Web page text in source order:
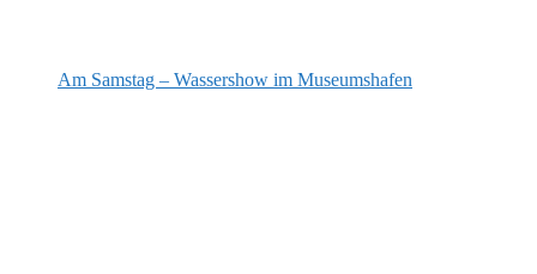
Am Samstag – Wassershow im Museumshafen